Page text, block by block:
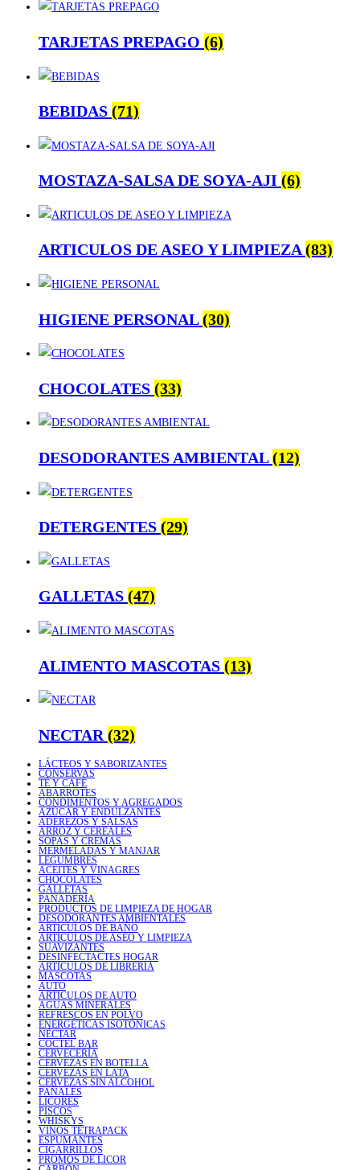
TARJETAS PREPAGO (6)
BEBIDAS (71)
MOSTAZA-SALSA DE SOYA-AJI (6)
ARTICULOS DE ASEO Y LIMPIEZA(83)
HIGIENE PERSONAL(30)
CHOCOLATES (33)
DESODORANTES AMBIENTAL(12)
DETERGENTES (29)
GALLETAS (47)
ALIMENTO MASCOTAS (13)
NECTAR (32)
LÁCTEOS Y SABORIZANTES
CONSERVAS
TÉ Y CAFÉ
ABARROTES
CONDIMENTOS Y AGREGADOS
AZÚCAR Y ENDULZANTES
ADEREZOS Y SALSAS
ARROZ Y CEREALES
SOPAS Y CREMAS
MERMELADAS Y MANJAR
LEGUMBRES
ACEITES Y VINAGRES
CHOCOLATES
GALLETAS
PANADERÍA
PRODUCTOS DE LIMPIEZA DE HOGAR
DESODORANTES AMBIENTALES
ARTICULOS DE BAÑO
ARTICULOS DE ASEO Y LIMPIEZA
SUAVIZANTES
DESINFECTACTES HOGAR
ARTICULOS DE LIBRERIA
MASCOTAS
AUTO
ARTICULOS DE AUTO
AGUAS MINERALES
REFRESCOS EN POLVO
ENERGÉTICAS ISOTÓNICAS
NÉCTAR
COCTEL BAR
CERVECERÍA
CERVEZAS EN BOTELLA
CERVEZAS EN LATA
CERVEZAS SIN ALCOHOL
PAÑALES
LICORES
PISCOS
WHISKYS
VINOS TETRAPACK
ESPUMANTES
CIGARRILLOS
PROMOS DE LICOR